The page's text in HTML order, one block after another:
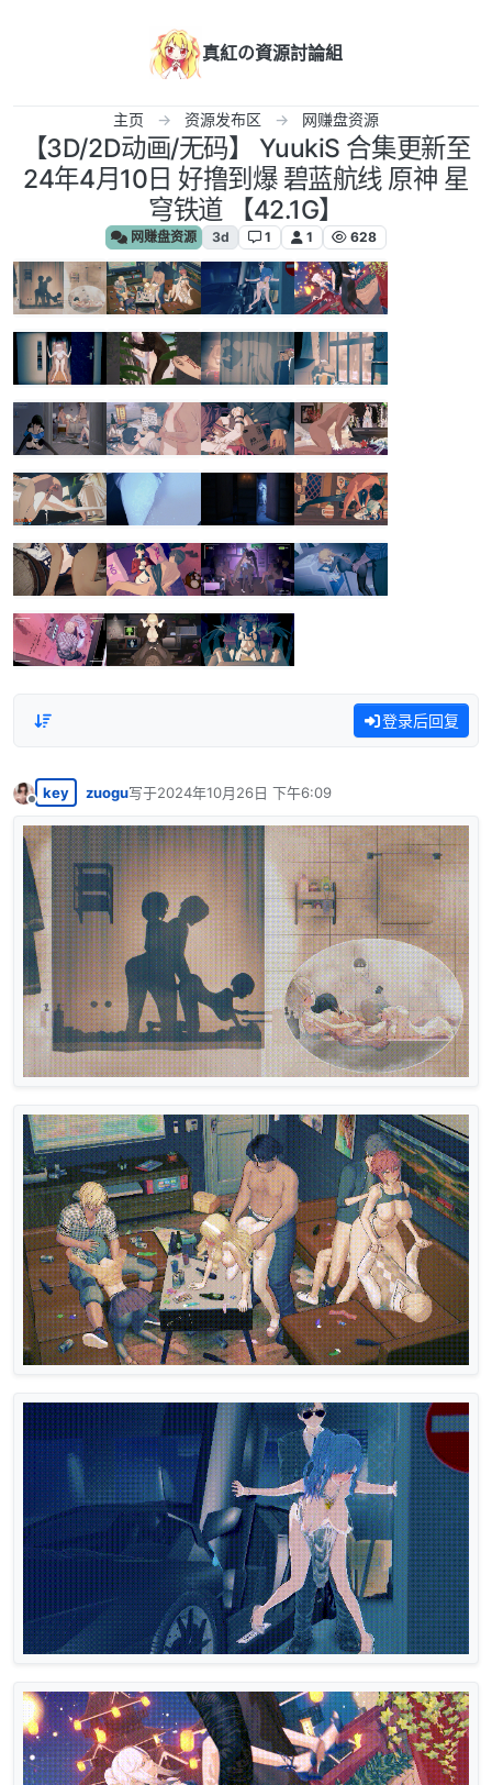
真紅の資源討論組
主页 资源发布区 网赚盘资源
【3D/2D动画/无码】 YuukiS 合集更新至
24年4月10日 好撸到爆 碧蓝航线 原神 星
穹铁道 【42.1G】
网赚盘资源 3d 1 1 628
登录后回复
离线
key zuogu写于2024年10月26日 下午6:09
最后由 编辑